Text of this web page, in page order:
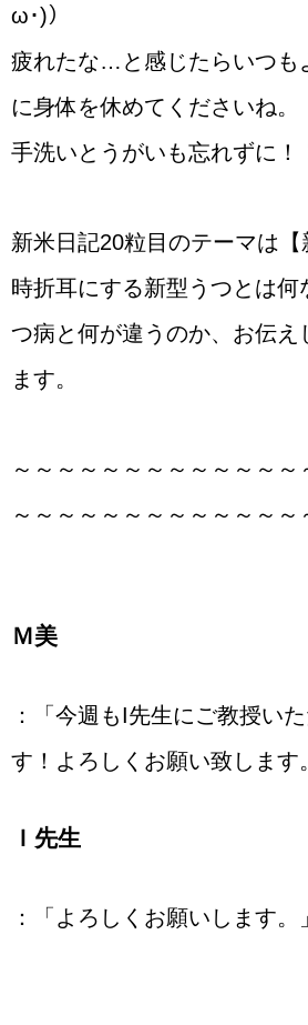
ω･)）
疲れたな…と感じたらいつも
に身体を休めてくださいね。
手洗いとうがいも忘れずに！
新米日記20粒目のテーマは【
時折耳にする新型うつとは何
つ病と何が違うのか、お伝え
ます。
～～～～～～～～～～～～～
～～～～～～～～～～～～～
Ｍ美
：「今週もI先生にご教授い
す！よろしくお願い致します
Ｉ先生
：「よろしくお願いします。」